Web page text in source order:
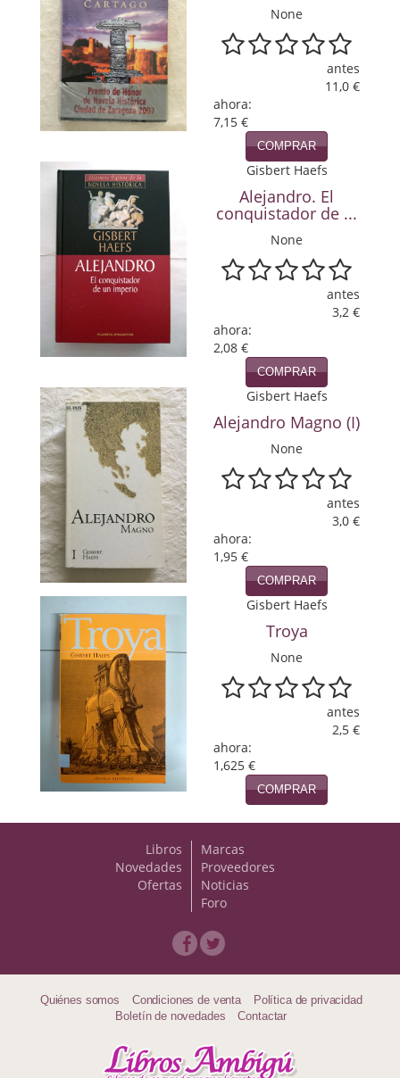
Novela negra
Novela romántica
Otros idiomas
Papás, Mamás, Bebés...
Papás, Mamás, Bebés…
Poesía
Psicología. Educación
Revistas
Segunda Guerra Mundial
Sobre Madrid
Teatro
Tema Local
Terrorismo
None
antes
11,0 €
ahora:
7,15 €
COMPRAR
Gisbert Haefs
Alejandro. El
conquistador de ...
None
antes
3,2 €
ahora:
2,08 €
COMPRAR
Gisbert Haefs
Alejandro Magno (I)
None
antes
3,0 €
ahora:
1,95 €
COMPRAR
Gisbert Haefs
Troya
None
antes
2,5 €
ahora:
1,625 €
COMPRAR
Libros
Novedades
Ofertas
Marcas
Proveedores
Noticias
Foro
Quiénes somos Condiciones de venta
Política de privacidad
Boletín de novedades
Contactar